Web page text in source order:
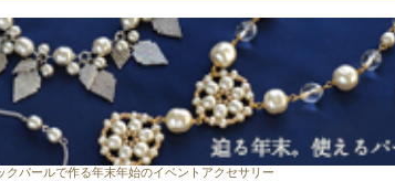
クパールで作る年末年始のイベントアクセサリー